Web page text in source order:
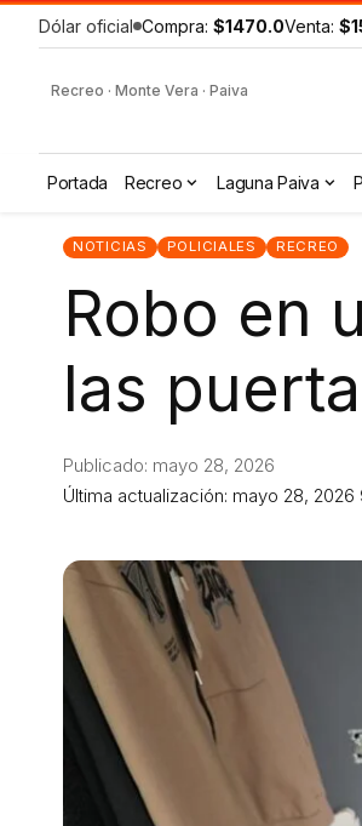
Dólar oficial Compra: $1470.0Venta:
Recreo · Monte Vera · Paiva
Portada Recreo Laguna Paiva
NOTICIAS POLICIALES RECREO
Robo en
las
Última actualización: mayo 28, 2026
Publicado: mayo 28, 2026